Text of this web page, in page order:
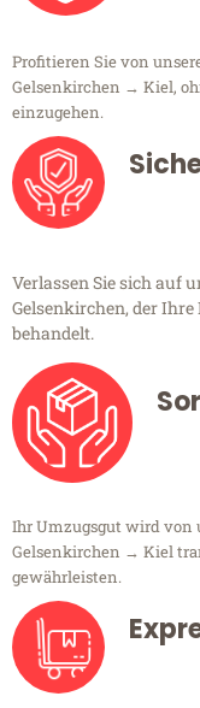
Profitieren Sie von
Gelsenkirchen → Kiel,
einzugehen.
Verlassen Sie sich auf
Gelsenkirchen, der
behandelt.
Ihr Umzugsgut wird von
Gelsenkirchen → Kiel
gewährleisten.